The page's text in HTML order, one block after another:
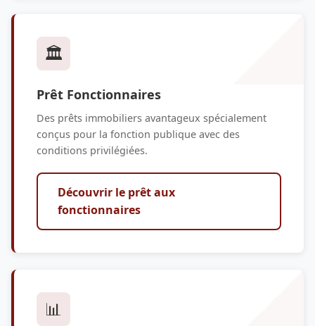
🏛️
Prêt Fonctionnaires
Des prêts immobiliers avantageux spécialement
conçus pour la fonction publique avec des
conditions privilégiées.
Découvrir le prêt aux
fonctionnaires
📊